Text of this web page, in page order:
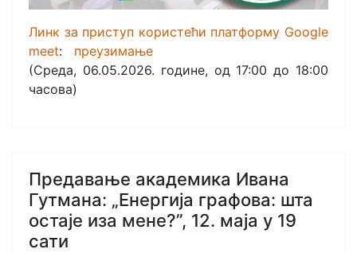
Линк за приступ користећи платформу Google
meet: преузимање
(Среда, 06.05.2026. године, од 17:00 до 18:00
часова)
Предавање академика Иванa
Гутманa: „Енергија графова: шта
остаје иза мене?”, 12. маја у 19
сати